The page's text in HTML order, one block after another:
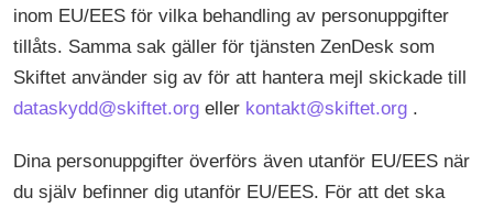
inom EU/EES för vilka behandling av personuppgifter
tillåts. Samma sak gäller för tjänsten ZenDesk som
Skiftet använder sig av för att hantera mejl skickade till
dataskydd@skiftet.org eller kontakt@skiftet.org .
Dina personuppgifter överförs även utanför EU/EES när
du själv befinner dig utanför EU/EES. För att det ska